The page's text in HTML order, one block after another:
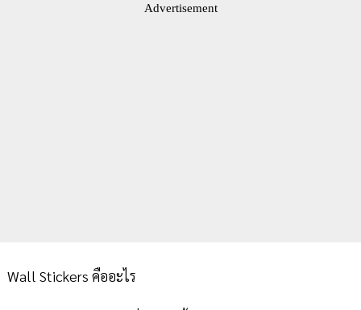
Advertisement
Wall Stickers คืออะไร